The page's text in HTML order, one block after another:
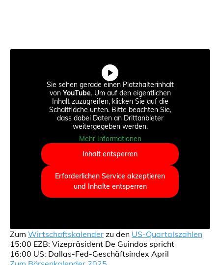
Sie sehen gerade einen Platzhalterinhalt
vonYouTube. Um auf den eigentlichen
Inhalt zuzugreifen, klicken Sie auf die
Schaltfläche unten. Bitte beachten Sie,
dass dabei Daten an Drittanbieter
weitergegeben werden.
Mehr Informationen
Inhalt entsperren
Erforderlichen Service akzeptieren
und Inhalte entsperren
Zum Wirtschaftskalender zu den US-Quartalszahlen
15:00 EZB: Vizepräsident De Guindos spricht
16:00 US: Dallas-Fed-Geschäftsindex April